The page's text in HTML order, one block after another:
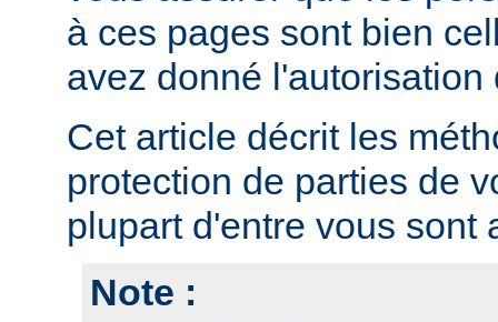
à ces pages sont bien
avez donné l'autorisation
Cet article décrit les
protection de parties de
plupart d'entre vous sont
Note :